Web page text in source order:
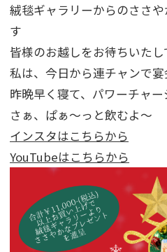
絨毯ギャラリーからのささ
す
皆様のお越しをお待ちいたし
私は、今日から連チャンで
昨晩早く寝て、パワーチャ
さぁ、ぱぁ～っと飲むよ～
インスタはこちらから
YouTubeはこちらから